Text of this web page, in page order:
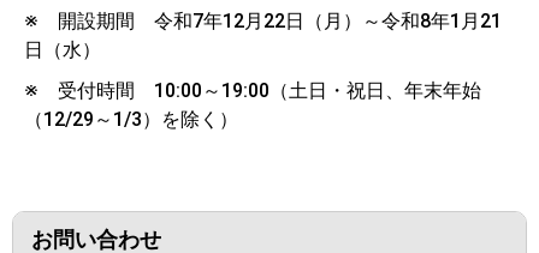
※ 開設期間 令和7年12月22日（月）～令和8年1月21
日（水）
※ 受付時間 10:00～19:00（土日・祝日、年末年始
（12/29～1/3）を除く）
お問い合わせ